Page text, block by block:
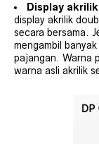
Display
display akrilik
secara bersama.
mengambil
pajangan. Warna
warna asli akrilik